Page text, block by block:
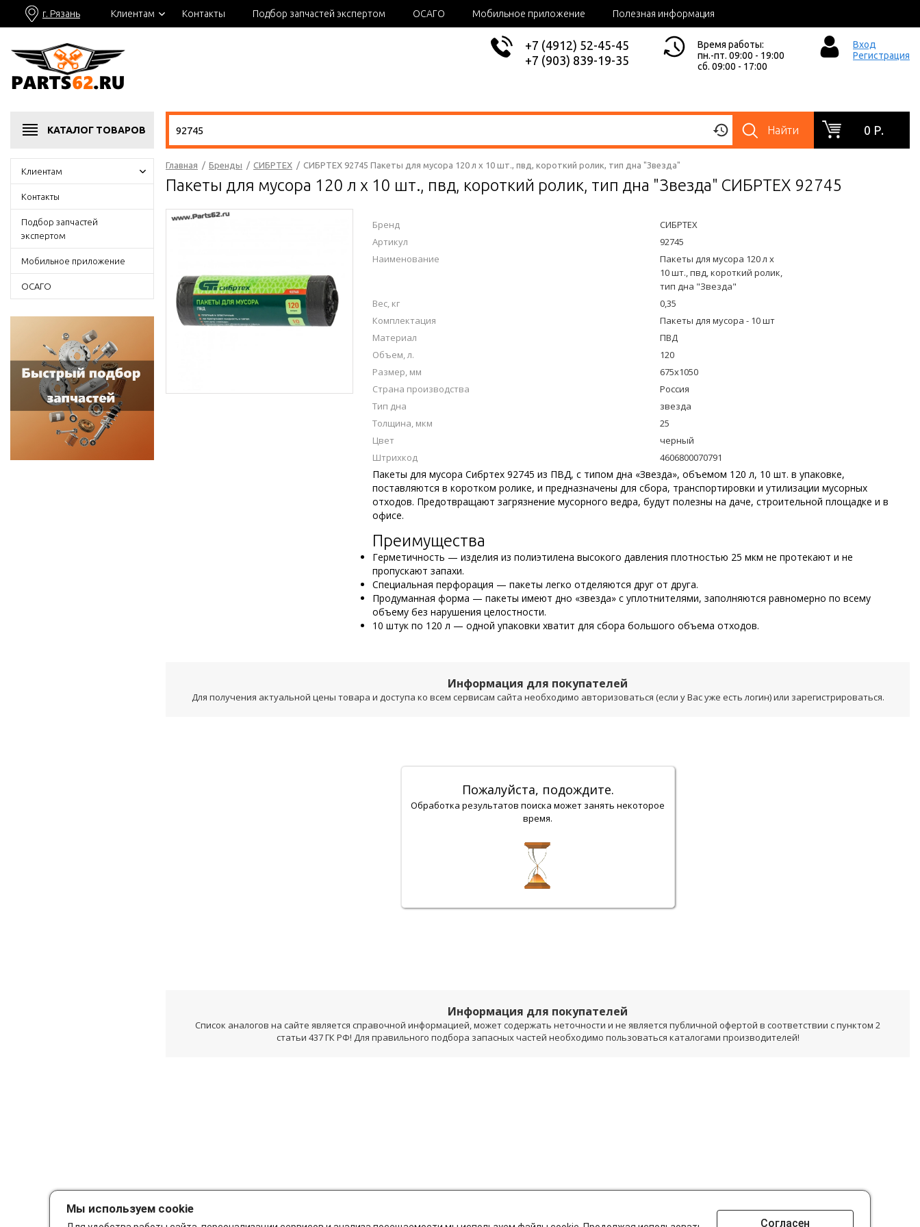
г. Рязань Клиентам Контакты Подбор запчастей экспертом ОСАГО Мобильное приложение Полезная информация
+7 (4912) 52-45-45
+7 (903) 839-19-35
Время работы:
пн.-пт. 09:00 - 19:00
сб. 09:00 - 17:00
Вход
Регистрация
КАТАЛОГ ТОВАРОВ Найти 0 Р.
Клиентам
Контакты
Подбор запчастей
экспертом
Мобильное приложение
ОСАГО
Главная / Бренды / СИБРТЕХ / СИБРТЕХ 92745 Пакеты для мусора 120 л x 10 шт., пвд, короткий ролик, тип дна "Звезда"
Пакеты для мусора 120 л x 10 шт., пвд, короткий ролик, тип дна "Звезда" СИБРТЕХ 92745
Бренд
СИБРТЕХ
Артикул
92745
Наименование
Пакеты для мусора 120 л x
10 шт., пвд, короткий ролик,
тип дна "Звезда"
Вес, кг
0,35
Комплектация
Пакеты для мусора - 10 шт
Материал
ПВД
Объем, л.
120
Размер, мм
675x1050
Страна производства
Россия
Тип дна
звезда
Толщина, мкм
25
Цвет
черный
Штрихкод
4606800070791
Пакеты для мусора Сибртех 92745 из ПВД, с типом дна «Звезда», объемом 120 л, 10 шт. в упаковке,
поставляются в коротком ролике, и предназначены для сбора, транспортировки и утилизации мусорных
отходов. Предотвращают загрязнение мусорного ведра, будут полезны на даче, строительной площадке и в
офисе.
Преимущества
Герметичность — изделия из полиэтилена высокого давления плотностью 25 мкм не протекают и не
пропускают запахи.
Специальная перфорация — пакеты легко отделяются друг от друга.
Продуманная форма — пакеты имеют дно «звезда» с уплотнителями, заполняются равномерно по всему
объему без нарушения целостности.
10 штук по 120 л — одной упаковки хватит для сбора большого объема отходов.
Информация для покупателей
Для получения актуальной цены товара и доступа ко всем сервисам сайта необходимо авторизоваться (если у Вас уже есть логин) или зарегистрироваться.
Пожалуйста, подождите.
Обработка результатов поиска может занять некоторое
время.
Информация для покупателей
Список аналогов на сайте является справочной информацией, может содержать неточности и не является публичной офертой в соответствии с пунктом 2
статьи 437 ГК РФ! Для правильного подбора запасных частей необходимо пользоваться каталогами производителей!
Мы используем cookie
Согласен